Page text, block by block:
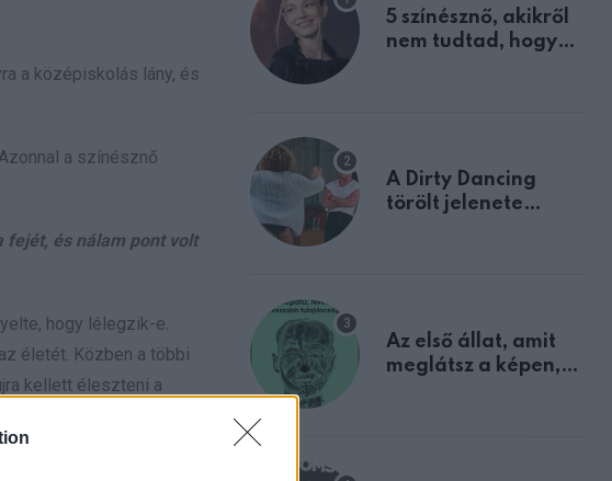
a középiskolás lány, és
a színésznő
fejét, és nálam pont volt
hogy lélegzik-e.
életét. Közben a többi
kellett éleszteni a
nő átvette
5 színésznő, akikről
nem tudtad, hogy
A Dirty Dancing
törölt jelenete
Az első állat, amit
meglátsz a képen,